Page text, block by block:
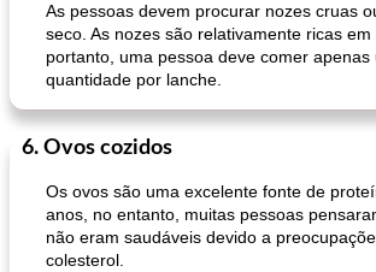
As pessoas devem procurar nozes cruas
seco. As nozes são relativamente ricas em
portanto, uma pessoa deve comer apenas
quantidade por lanche.
6. Ovos cozidos
Os ovos são uma excelente fonte de
anos, no entanto, muitas pessoas
não eram saudáveis ​​devido a
colesterol.